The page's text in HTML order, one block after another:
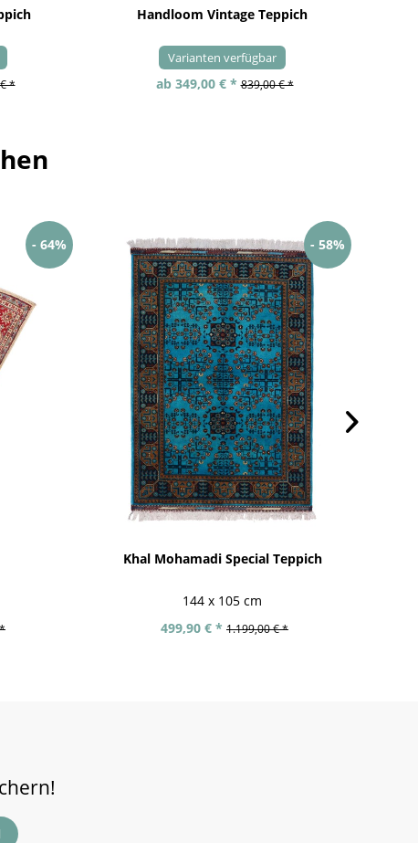
*
Handloom Vintage Teppich
Varianten verfügbar
ab 349,00 € * 839,00 € *
- 64% - 58%
Khal Mohamadi Special Teppich
144 x 105 cm
499,90 € * 1.199,00 € *